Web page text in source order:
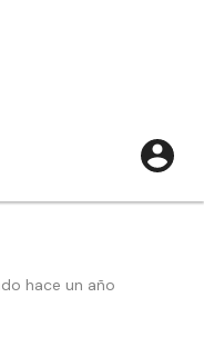
hace un año